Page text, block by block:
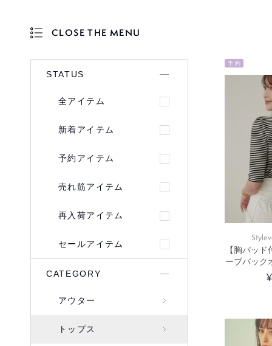
CLOSE THE MENU
STATUS
全アイテム
新着アイテム
予約アイテム
売れ筋アイテム
再入荷アイテム
セールアイテム
CATEGORY
アウター
トップス
予 約
【胸パッ
ーブバック